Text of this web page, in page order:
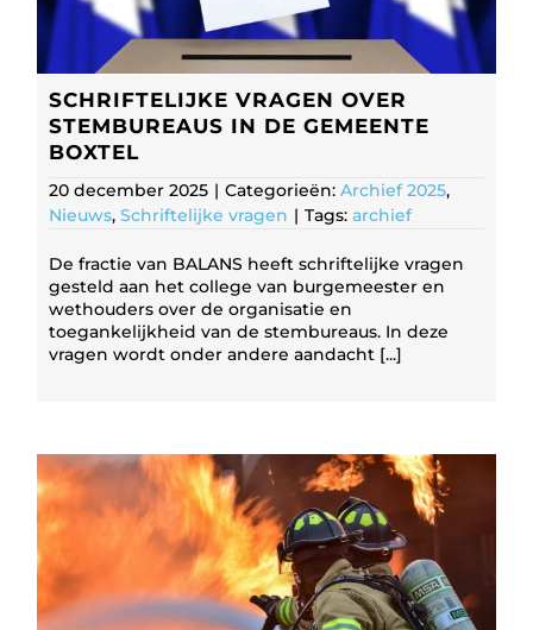
SCHRIFTELIJKE VRAGEN OVER
STEMBUREAUS IN DE GEMEENTE
BOXTEL
20 december 2025 | Categorieën: Archief 2025,
Nieuws, Schriftelijke vragen | Tags: archief
De fractie van BALANS heeft schriftelijke vragen
gesteld aan het college van burgemeester en
wethouders over de organisatie en
toegankelijkheid van de stembureaus. In deze
vragen wordt onder andere aandacht [...]